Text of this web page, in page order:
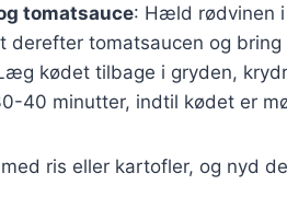
tomatsauce: Hæld rødvinen
derefter tomatsaucen og bring
kødet tilbage i gryden,
40 minutter, indtil kødet er
ris eller kartofler, og nyd